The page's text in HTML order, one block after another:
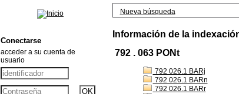
Nueva búsqueda
Información de la
792 . 063 PONt
792 026.1 BARj
792 026.1 BARn
792 026.1 BARr
Conectarse
acceder a su cuenta de
usuario